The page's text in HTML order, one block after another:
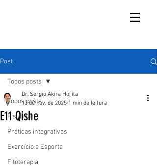
Post
Todos posts
Fisiatria
Práticas integrativas
Exercício e Esporte
Fitoterapia
Todos posts
E11 Qishe
Dr. Sergio Akira Horita
13 de nov. de 2025 1 min de leitura